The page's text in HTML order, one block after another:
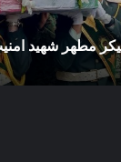
نمونه
دولتی
دخترانه
با
2024-09-23
گزارش
دخترانه
شهر مشهد